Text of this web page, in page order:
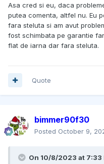
Asa cred si eu, daca
putea comenta, altfel nu. Eu
fara steluta si am avut
fost schimbata pe garantie
flat de iarna dar fara steluta.
Quote
bimmer90f30
Posted October 9,
On 10/8/2023 at 7:33